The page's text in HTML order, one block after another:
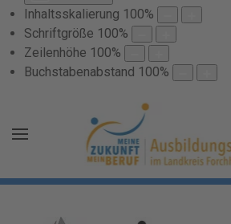
Inhaltsskalierung 100%
Schriftgröße 100%
Zeilenhöhe 100%
Buchstabenabstand 100%